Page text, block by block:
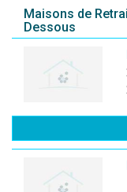
Maisons de
Dessous